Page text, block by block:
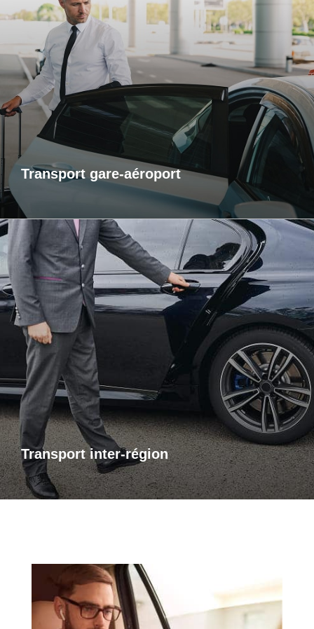
Transport gare-aéroport
Transports gare-aéroport
Pour vos départs comme pour vos retours, profitez d’un
service de transport fiable et ponctuel vers les gares et
aéroports. Je m’assure que vous arriviez à l’heure, sans
contrainte et dans un confort optimal. Que vous voyagiez
pour affaires ou pour le plaisir, laissez-moi gérer votre trajet
afin que vous puissiez vous concentrer sur l’essentiel : votre
voyage.
Transport inter-région
Transports inter-région
Pour vos trajets longue distance, je vous propose un service
de transport inter-régional fiable et confortable. Que ce soit
pour des raisons personnelles ou professionnelles,
bénéficiez d’un accompagnement adapté à vos besoins,
avec des trajets sûrs et sur mesure.